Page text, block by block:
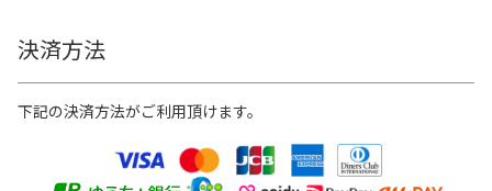
決済方法
下記の決済方法がご利用頂けます。